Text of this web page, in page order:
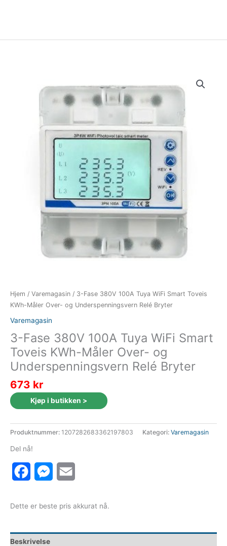
Hjem / Varemagasin / 3-Fase 380V 100A Tuya WiFi Smart Toveis
KWh-Måler Over- og Underspenningsvern Relé Bryter
Varemagasin
3-Fase 380V 100A Tuya WiFi Smart
Toveis KWh-Måler Over- og
Underspenningsvern Relé Bryter
673 kr
Kjøp i butikken >
Produktnummer: 1207282683362197803 Kategori: Varemagasin
Del nå!
FacebookMessenger
Dette er beste pris akkurat nå.
Beskrivelse